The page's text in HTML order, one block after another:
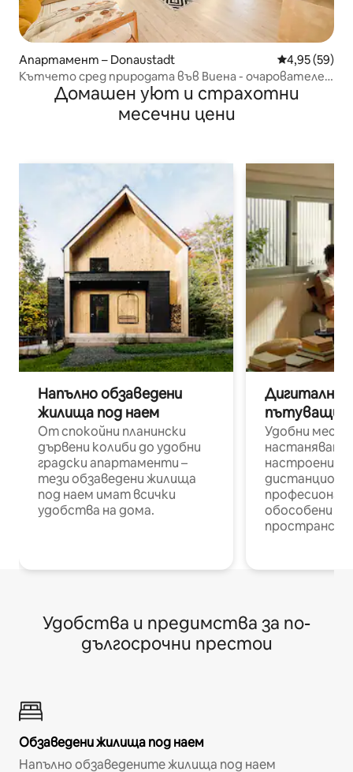
Апартамент – Donaustadt Средна
4,95 (59)
Кътчето сред природата във Виена - очарователен
семеен апартамент
Домашен уют и страхотни
месечни цени
Напълно обзаведени
жилища под наем
От спокойни планински
дървени колиби до удобни
градски апартаменти –
тези обзаведени жилища
под наем имат всички
удобства на дома.
Дигитални
пътуващи
Удобни
настаняване
настроени и
обособени
Удобства и предимства за по-
дългосрочни престои
Обзаведени жилища под наем
Напълно обзаведените жилища под наем